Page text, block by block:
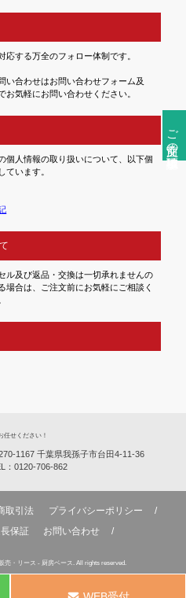
ご注文前の確認事項
する万全のフォロー体制です。
い合わせはお問い合わせフォーム及
気軽にお問い合わせください。
個人情報の取り扱いについて、以下個
ています。
ル及び返品・交換は一切承れませんの
場合は、ご注文前にお気軽にご相談く
任せください！
1167 千葉県我孫子市台田4-11-36
：0120-706-862
取引法
プライバシーポリシー
保証 お問い合わせ
売・リース - 厨房ベース. All rights reserved.